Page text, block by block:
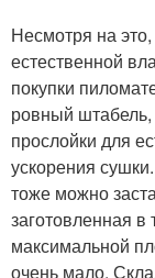
Несмотря на
естественной
покупки
ровный
прослойки для
ускорения
тоже можно
заготовленная в
максимальной
очень мало.